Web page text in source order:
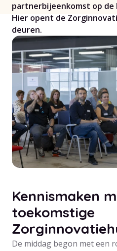
partnerbijeenkomst op de
Hier opent de
deuren.
Kennismaken
toekomstige
De middag begon met een